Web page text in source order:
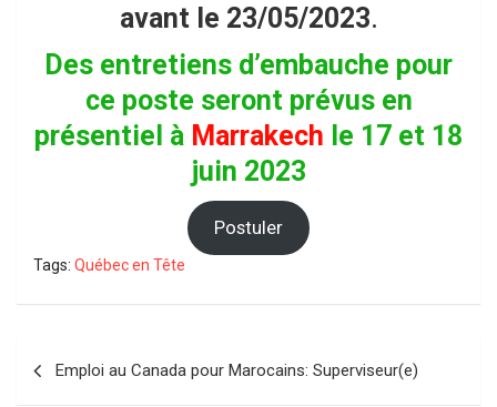
avant le 23/05/2023.
Des entretiens d’embauche pour
ce poste seront prévus en
présentiel à Marrakech le 17 et 18
juin 2023
Postuler
Tags: Québec en Tête
Emploi au Canada pour Marocains: Superviseur(e)